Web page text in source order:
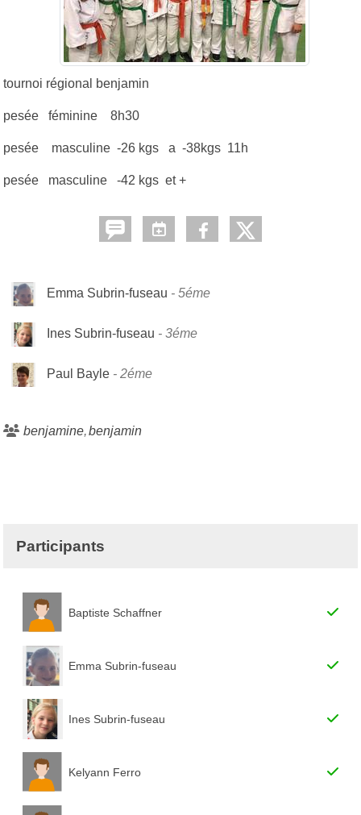
tournoi régional benjamin
pesée féminine 8h30
pesée masculine -26 kgs a -38kgs 11h
pesée masculine -42 kgs et +
Emma Subrin-fuseau 5éme
Ines Subrin-fuseau 3éme
Paul Bayle 2éme
benjamine benjamin
Participants
Baptiste Schaffner
Emma Subrin-fuseau
Ines Subrin-fuseau
Kelyann Ferro